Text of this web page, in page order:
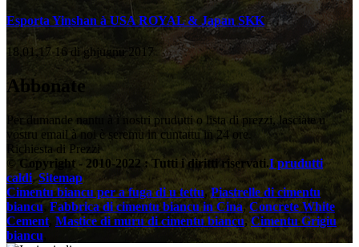
Esporta Yinshan à USA ROYAL & Japan SKK
18,01,17 16 di ghjugnu 2017
Abbonate
Per dumande nantu à i nostri prudutti o lista di prezzi, lasciate u
vostru email à noi è seremu in cuntattu in 24 ore.
Richiesta di Prezzi
© Copyright - 2010-2022 : Tutti i diritti riservati.I prudutti
caldi,Sitemap
Cimentu biancu per a fuga di u tettu,Piastrelle di cimentu
biancu, Fabbrica di cimentu biancu in Cina,Concrete White
Cement Mastice di muru di cimentu biancu, Cimentu Grigiu
biancu